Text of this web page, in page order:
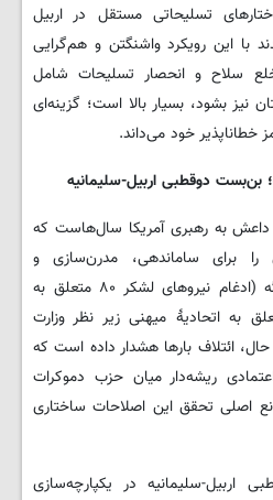
تسلیحاتی مستقل در اربیل
با این رویکرد واشنگتن و هم‌گرایی
خلع سلاح و انحصار تسلیحات شامل
نیز بشود، بسیار بالا است؛ گزینه‌ای
خود می‌داند.
بن‌بست دوقطبی اربیل-سلیمانیه
داعش به رهبری آمریکا سال‌هاست که
برای ساماندهی، مدرن‌سازی و
یکپارچه‌سازی نیروهای پیشمرگه (ادغام نیروهای لشکر ۸۰ متعلق به
و لشکر ۷۰ متعلق به اتحادیۀ میهنی زیر نظر وزارت
ائتلاف بارها هشدار داده است که
ریشه‌دار میان حزب دموکرات
اصلی تحقق این اصلاحات ساختاری
اربیل-سلیمانیه در یکپارچه‌سازی